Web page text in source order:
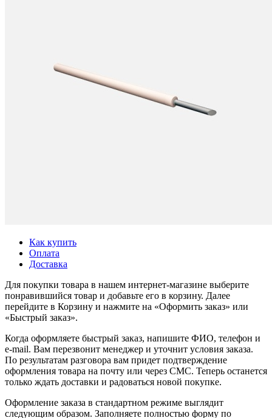
Как купить
Оплата
Доставка
Для покупки товара в нашем интернет-магазине выберите
понравившийся товар и добавьте его в корзину. Далее
перейдите в Корзину и нажмите на «Оформить заказ» или
«Быстрый заказ».
Когда оформляете быстрый заказ, напишите ФИО, телефон и
e-mail. Вам перезвонит менеджер и уточнит условия заказа.
По результатам разговора вам придет подтверждение
оформления товара на почту или через СМС. Теперь останется
только ждать доставки и радоваться новой покупке.
Оформление заказа в стандартном режиме выглядит
следующим образом. Заполняете полностью форму по